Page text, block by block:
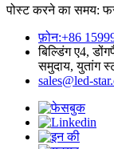
पोस्ट करने का समय:
फ़ोन:+86
बिल्डिंग ए4,
समुदाय, युतांग
sales@led-